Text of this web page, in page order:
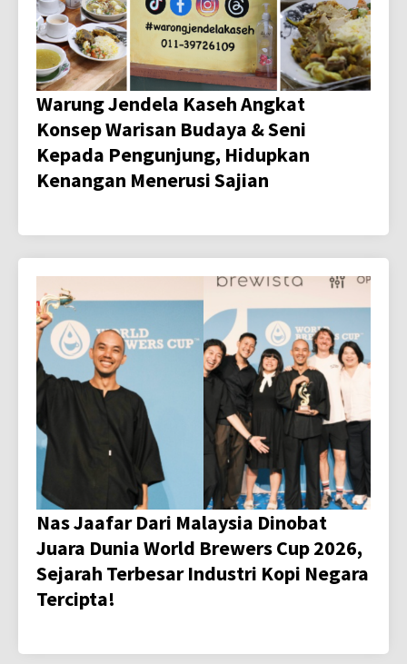
Warung Jendela Kaseh Angkat
Konsep Warisan Budaya & Seni
Kepada Pengunjung, Hidupkan
Kenangan Menerusi Sajian
Nas Jaafar Dari Malaysia Dinobat
Juara Dunia World Brewers Cup 2026,
Sejarah Terbesar Industri Kopi Negara
Tercipta!